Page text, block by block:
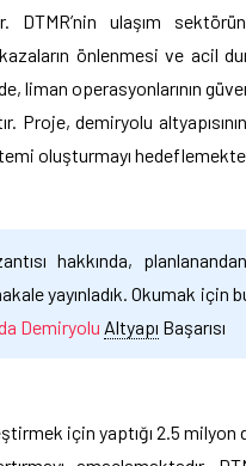
ulaşım
önlenmesi ve acil
liman operasyonlarının
Proje, demiryolu
oluşturmayı
hakkında,
yayınladık. Okumak için
Demiryolu Altyapı Başarısı
için yaptığı 2.5 milyon